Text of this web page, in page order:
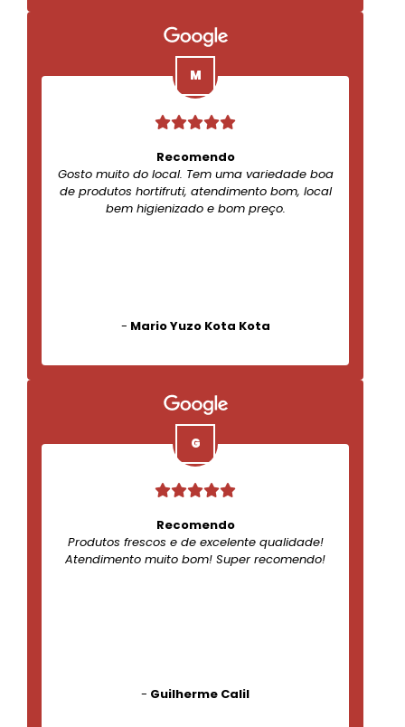
Recomendo
Gosto muito do local. Tem uma variedade boa
de produtos hortifruti, atendimento bom, local
bem higienizado e bom preço.
- Mario Yuzo Kota Kota
Recomendo
Produtos frescos e de excelente qualidade!
Atendimento muito bom! Super recomendo!
- Guilherme Calil